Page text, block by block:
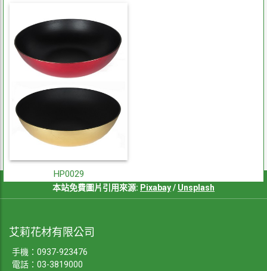
HP0029
本站免費圖片引用來源: Pixabay/ Unsplash
艾莉花材有限公司
手機： 0937-923476
電話： 03-3819000